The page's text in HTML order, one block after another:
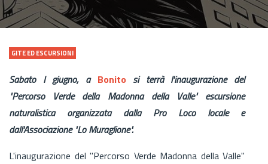
GITE ED ESCURSIONI
Sabato I giugno, a Bonito si terrà l'inaugurazione del
"Percorso Verde della Madonna della Valle" escursione
naturalistica organizzata dalla Pro Loco locale e
dall'Associazione "Lo Muraglione".
L'inaugurazione del "Percorso Verde Madonna della Valle"